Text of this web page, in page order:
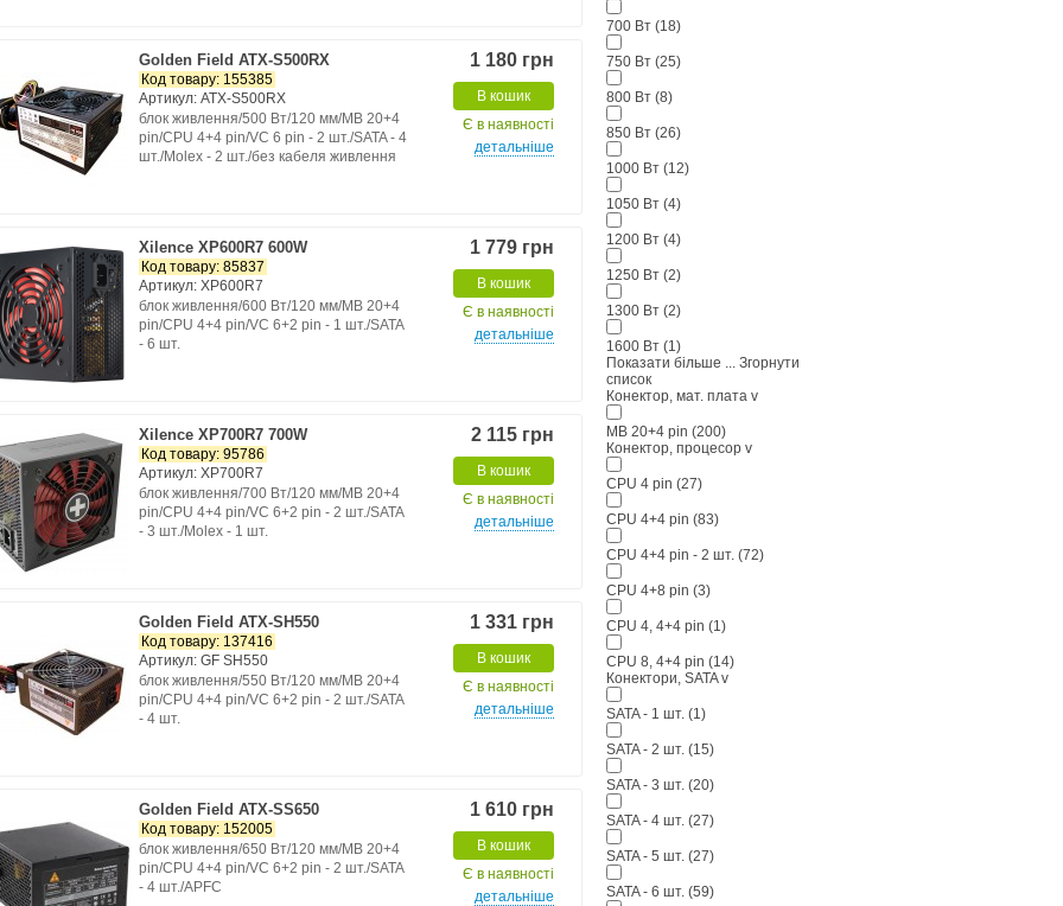
Golden Field ATX-S500RX
Код товару: 155385
Артикул: ATX-S500RX
блок живлення/500 Вт/120 мм/MB 20+4
pin/CPU 4+4 pin/VC 6 pin - 2 шт./SATA - 4
шт./Molex - 2 шт./без кабеля живлення
1 180 грн
В кошик
Є в наявності
детальніше
Xilence XP600R7 600W
Код товару: 85837
Артикул: XP600R7
блок живлення/600 Вт/120 мм/MB 20+4
pin/CPU 4+4 pin/VC 6+2 pin - 1 шт./SATA
- 6 шт.
1 779 грн
В кошик
Є в наявності
детальніше
Xilence XP700R7 700W
Код товару: 95786
Артикул: XP700R7
блок живлення/700 Вт/120 мм/MB 20+4
pin/CPU 4+4 pin/VC 6+2 pin - 2 шт./SATA
- 3 шт./Molex - 1 шт.
2 115 грн
В кошик
Є в наявності
детальніше
Golden Field ATX-SH550
Код товару: 137416
Артикул: GF SH550
блок живлення/550 Вт/120 мм/MB 20+4
pin/CPU 4+4 pin/VC 6+2 pin - 2 шт./SATA
- 4 шт.
1 331 грн
В кошик
Є в наявності
детальніше
Golden Field ATX-SS650
Код товару: 152005
блок живлення/650 Вт/120 мм/MB 20+4
pin/CPU 4+4 pin/VC 6+2 pin - 2 шт./SATA
- 4 шт./APFC
1 610 грн
В кошик
Є в наявності
детальніше
700 Вт (18)
750 Вт (25)
800 Вт (8)
850 Вт (26)
1000 Вт (12)
1050 Вт (4)
1200 Вт (4)
1250 Вт (2)
1300 Вт (2)
1600 Вт (1)
Показати більше ... Згорнути
список
Конектор, мат. плата v
MB 20+4 pin (200)
Конектор, процесор v
CPU 4 pin (27)
CPU 4+4 pin (83)
CPU 4+4 pin - 2 шт. (72)
CPU 4+8 pin (3)
CPU 4, 4+4 pin (1)
CPU 8, 4+4 pin (14)
Конектори, SATA v
SATA - 1 шт. (1)
SATA - 2 шт. (15)
SATA - 3 шт. (20)
SATA - 4 шт. (27)
SATA - 5 шт. (27)
SATA - 6 шт. (59)